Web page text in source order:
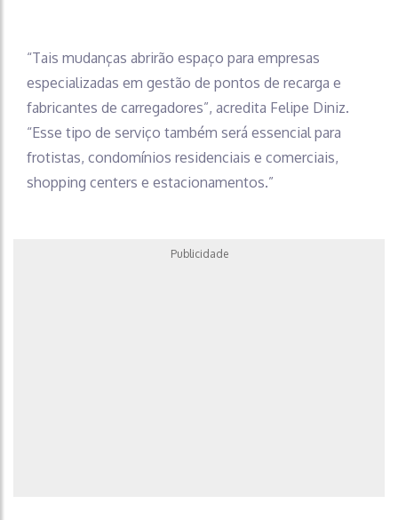
“Tais mudanças abrirão espaço para empresas
especializadas em gestão de pontos de recarga e
fabricantes de carregadores”, acredita Felipe Diniz.
“Esse tipo de serviço também será essencial para
frotistas, condomínios residenciais e comerciais,
shopping centers e estacionamentos.”
Publicidade